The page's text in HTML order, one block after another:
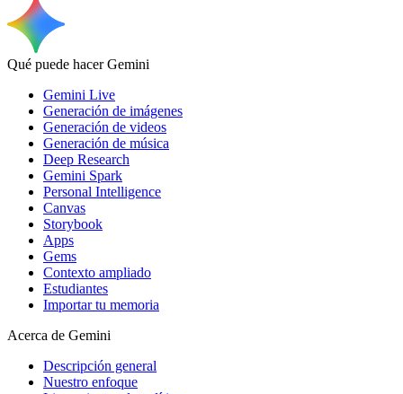
Qué puede hacer Gemini
Gemini Live
Generación de imágenes
Generación de videos
Generación de música
Deep Research
Gemini Spark
Personal Intelligence
Canvas
Storybook
Apps
Gems
Contexto ampliado
Estudiantes
Importar tu memoria
Acerca de Gemini
Descripción general
Nuestro enfoque